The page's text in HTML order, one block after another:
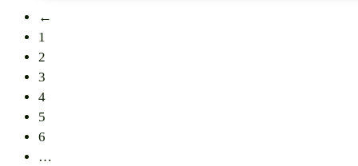
←
1
2
3
4
5
6
…